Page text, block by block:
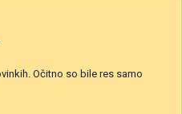
Očitno so bile res samo